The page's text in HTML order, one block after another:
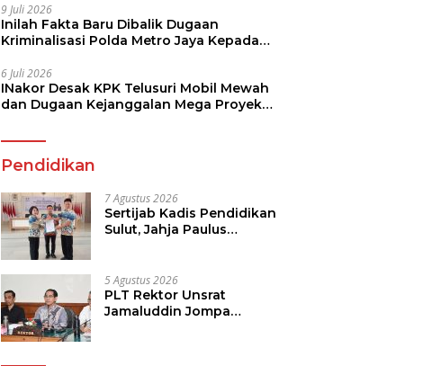
9 Juli 2026
Inilah Fakta Baru Dibalik Dugaan
Kriminalisasi Polda Metro Jaya Kepada
6 Juli 2026
INakor Desak KPK Telusuri Mobil Mewah
dan Dugaan Kejanggalan Mega Proyek
Pendidikan
7 Agustus 2026
Sertijab Kadis Pendidikan
Sulut, Jahja Paulus
Pendidikan
5 Agustus 2026
PLT Rektor Unsrat
Jamaluddin Jompa